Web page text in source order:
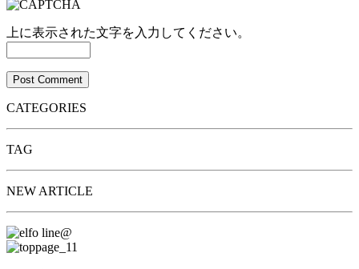
上に表示された文字を入力してください。
CATEGORIES
TAG
NEW ARTICLE